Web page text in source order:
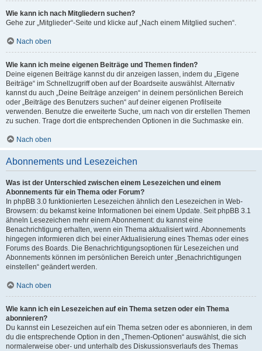
Wie kann ich nach Mitgliedern suchen?
Gehe zur „Mitglieder“-Seite und klicke auf „Nach einem Mitglied suchen“.
Nach oben
Wie kann ich meine eigenen Beiträge und Themen finden?
Deine eigenen Beiträge kannst du dir anzeigen lassen, indem du „Eigene
Beiträge“ im Schnellzugriff oben auf der Boardseite auswählst. Alternativ
kannst du auch „Deine Beiträge anzeigen“ in deinem persönlichen Bereich
oder „Beiträge des Benutzers suchen“ auf deiner eigenen Profilseite
verwenden. Benutze die erweiterte Suche, um nach von dir erstellen Themen
zu suchen. Trage dort die entsprechenden Optionen in die Suchmaske ein.
Nach oben
Abonnements und Lesezeichen
Was ist der Unterschied zwischen einem Lesezeichen und einem
Abonnements für ein Thema oder Forum?
In phpBB 3.0 funktionierten Lesezeichen ähnlich den Lesezeichen in Web-
Browsern: du bekamst keine Informationen bei einem Update. Seit phpBB 3.1
ähneln Lesezeichen mehr einem Abonnement: du kannst eine
Benachrichtigung erhalten, wenn ein Thema aktualisiert wird. Abonnements
hingegen informieren dich bei einer Aktualisierung eines Themas oder eines
Forums des Boards. Die Benachrichtigungsoptionen für Lesezeichen und
Abonnements können im persönlichen Bereich unter „Benachrichtigungen
einstellen“ geändert werden.
Nach oben
Wie kann ich ein Lesezeichen auf ein Thema setzen oder ein Thema
abonnieren?
Du kannst ein Lesezeichen auf ein Thema setzen oder es abonnieren, in dem
du die entsprechende Option in den „Themen-Optionen“ auswählst, die sich
normalerweise ober- und unterhalb des Diskussionsverlaufs des Themas